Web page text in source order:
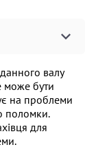
валу
може бути
на проблеми
поломки.
для